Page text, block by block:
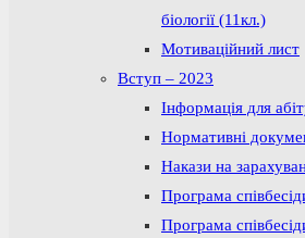
біології (11кл.)
Мотиваційний лист
Вступ – 2023
Інформація для
Нормативні
Накази на
Програма
Програма